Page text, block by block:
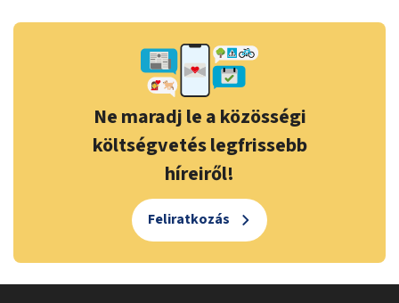
Ne maradj le a közösségi
költségvetés legfrissebb
híreiről!
Feliratkozás